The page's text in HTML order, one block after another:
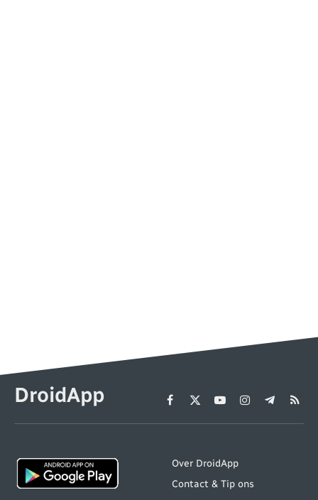
DroidApp Facebook
X
(Twitter)
YouTubeInstagram
Telegram
RSS
Over DroidApp
Contact & Tip ons